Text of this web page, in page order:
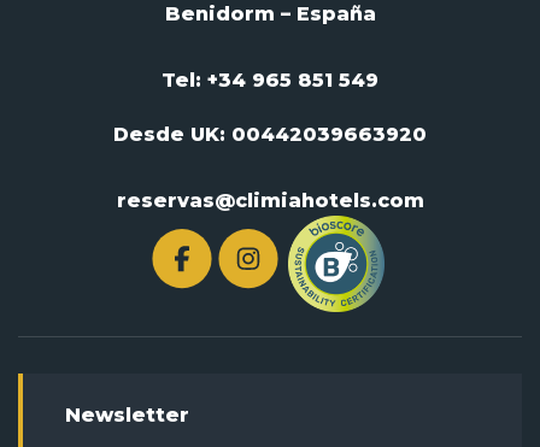
Benidorm – España
Tel: +34 965 851 549
Desde UK: 00442039663920
reservas@climiahotels.com
Newsletter